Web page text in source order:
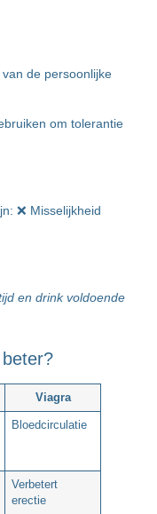
de persoonlijke
om tolerantie
❌ Misselijkheid
en drink voldoende
Viagra
Bloedcirculatie
Verbetert
erectie